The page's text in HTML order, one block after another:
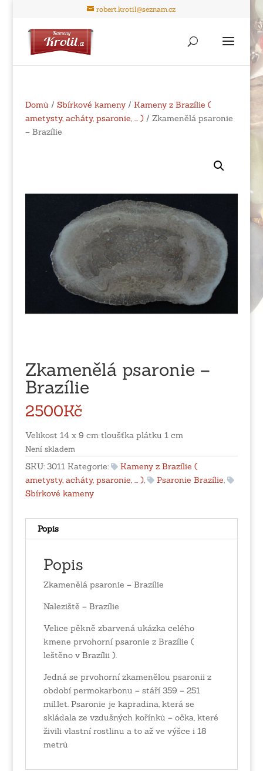
robert.krotil@seznam.cz
Domů / Sbírkové kameny/ Kameny z Brazílie (
ametysty, acháty, psaronie, ... )/ Zkamenělá psaronie
– Brazílie
Zkamenělá psaronie –
Brazílie
2500Kč
Velikost 14 x 9 cm tloušťka plátku 1 cm
Není skladem
SKU: 3011 Kategorie:
Kameny z Brazílie (
ametysty, acháty, psaronie, ... ), Psaronie Brazílie,
Sbírkové kameny
Popis
Popis
Zkamenělá psaronie – Brazílie
Naleziště – Brazílie
Velice pěkně zbarvená ukázka celého
kmene prvohorní psaronie z Brazílie (
leštěno v Brazílii ).
Jedná se prvohorní zkamenělou psaronii z
období permokarbonu – stáří 359 – 251
mil.let. Psaronie je kapradina, která se
skládala ze vzdušných kořínků – očka, které
živili vlastní rostlinu a to až ve výšce i 18
metrů